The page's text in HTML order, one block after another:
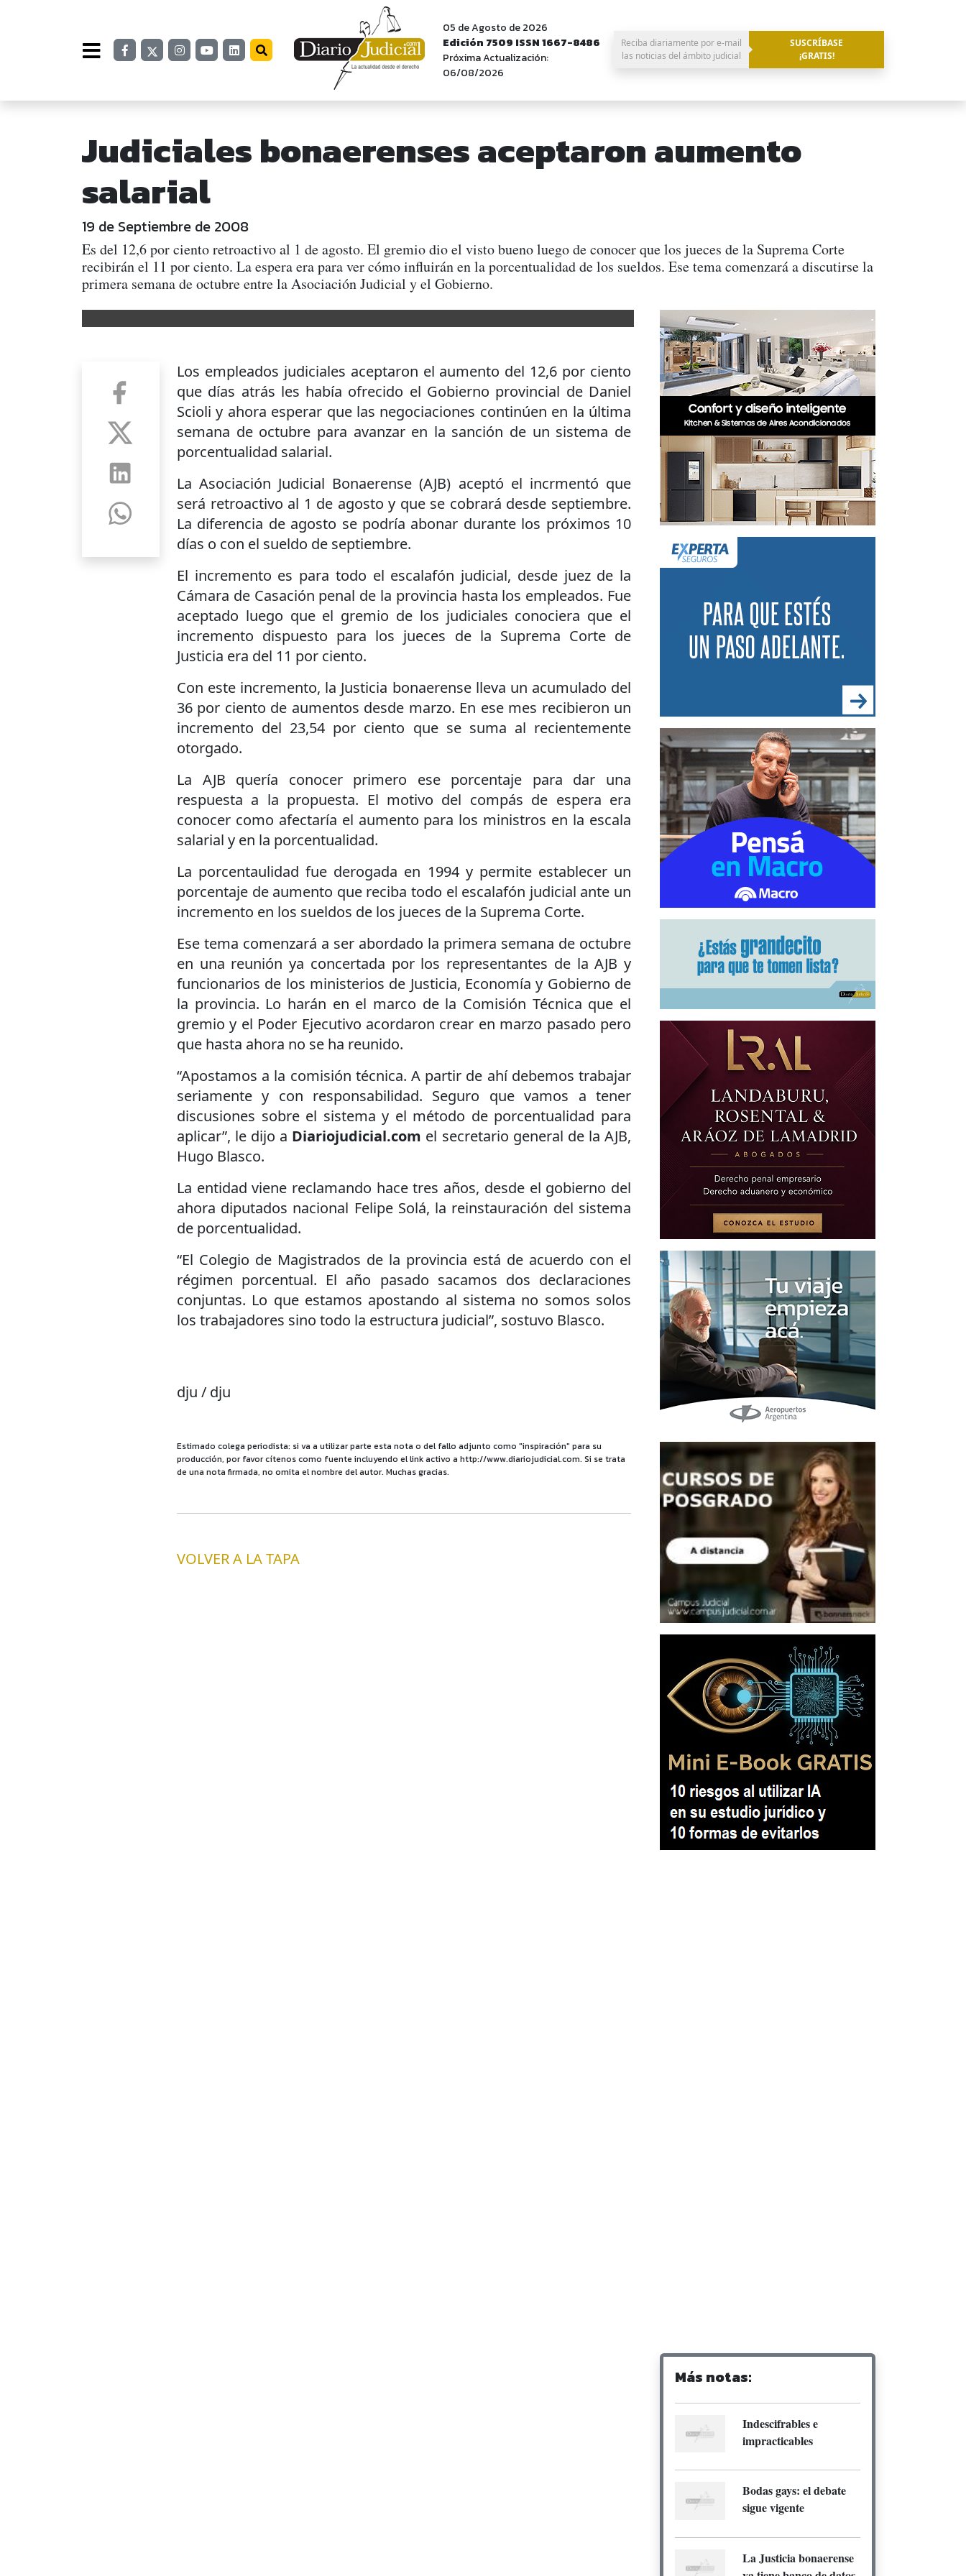
05 de Agosto de 2026
Edición 7509 ISSN 1667-8486
Próxima Actualización:
06/08/2026
Reciba diariamente por e-mail
las noticias del ámbito judicial
SUSCRÍBASE
¡GRATIS!
Judiciales bonaerenses aceptaron aumento
salarial
19 de Septiembre de 2008
Es del 12,6 por ciento retroactivo al 1 de agosto. El gremio dio el visto bueno luego de conocer que los jueces de la Suprema Corte
recibirán el 11 por ciento. La espera era para ver cómo influirán en la porcentualidad de los sueldos. Ese tema comenzará a discutirse la
primera semana de octubre entre la Asociación Judicial y el Gobierno.
Los empleados judiciales aceptaron el aumento del 12,6 por ciento
que días atrás les había ofrecido el Gobierno provincial de Daniel
Scioli y ahora esperar que las negociaciones continúen en la última
semana de octubre para avanzar en la sanción de un sistema de
porcentualidad salarial.
La Asociación Judicial Bonaerense (AJB) aceptó el incrmentó que
será retroactivo al 1 de agosto y que se cobrará desde septiembre.
La diferencia de agosto se podría abonar durante los próximos 10
días o con el sueldo de septiembre.
El incremento es para todo el escalafón judicial, desde juez de la
Cámara de Casación penal de la provincia hasta los empleados. Fue
aceptado luego que el gremio de los judiciales conociera que el
incremento dispuesto para los jueces de la Suprema Corte de
Justicia era del 11 por ciento.
Con este incremento, la Justicia bonaerense lleva un acumulado del
36 por ciento de aumentos desde marzo. En ese mes recibieron un
incremento del 23,54 por ciento que se suma al recientemente
otorgado.
La AJB quería conocer primero ese porcentaje para dar una
respuesta a la propuesta. El motivo del compás de espera era
conocer como afectaría el aumento para los ministros en la escala
salarial y en la porcentualidad.
La porcentaulidad fue derogada en 1994 y permite establecer un
porcentaje de aumento que reciba todo el escalafón judicial ante un
incremento en los sueldos de los jueces de la Suprema Corte.
Ese tema comenzará a ser abordado la primera semana de octubre
en una reunión ya concertada por los representantes de la AJB y
funcionarios de los ministerios de Justicia, Economía y Gobierno de
la provincia. Lo harán en el marco de la Comisión Técnica que el
gremio y el Poder Ejecutivo acordaron crear en marzo pasado pero
que hasta ahora no se ha reunido.
“Apostamos a la comisión técnica. A partir de ahí debemos trabajar
seriamente y con responsabilidad. Seguro que vamos a tener
discusiones sobre el sistema y el método de porcentualidad para
aplicar”, le dijo a Diariojudicial.com el secretario general de la AJB,
Hugo Blasco.
La entidad viene reclamando hace tres años, desde el gobierno del
ahora diputados nacional Felipe Solá, la reinstauración del sistema
de porcentualidad.
“El Colegio de Magistrados de la provincia está de acuerdo con el
régimen porcentual. El año pasado sacamos dos declaraciones
conjuntas. Lo que estamos apostando al sistema no somos solos
los trabajadores sino todo la estructura judicial”, sostuvo Blasco.
dju / dju
Estimado colega periodista: si va a utilizar parte esta nota o del fallo adjunto como "inspiración" para su
producción, por favor cítenos como fuente incluyendo el link activo a http://www.diariojudicial.com. Si se trata
de una nota firmada, no omita el nombre del autor. Muchas gracias.
VOLVER A LA TAPA
Más notas:
Indescifrables e
impracticables
Bodas gays: el debate
sigue vigente
La Justicia bonaerense